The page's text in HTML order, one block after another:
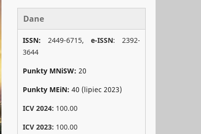
Dane
ISSN: 2449-6715, e-ISSN: 2392-
3644
Punkty MNiSW: 20
Punkty MEiN: 40 (lipiec 2023)
ICV 2024: 100.00
ICV 2023: 100.00